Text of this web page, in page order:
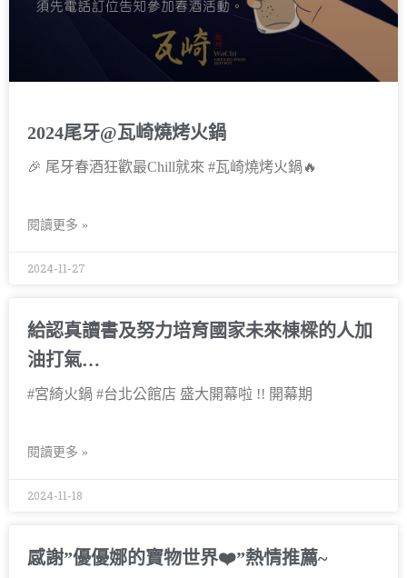
2024尾牙@瓦崎燒烤火鍋
🎉 尾牙春酒狂歡最Chill就來 #瓦崎燒烤火鍋🔥
閱讀更多 »
2024-11-27
給認真讀書及努力培育國家未來棟樑的人加
油打氣…
#宮綺火鍋 #台北公館店 盛大開幕啦 !! 開幕期
閱讀更多 »
2024-11-18
感謝”優優娜的寶物世界❤️”熱情推薦~